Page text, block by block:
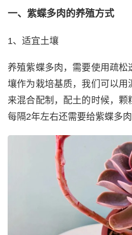
一、紫蝶多肉的养殖方式
1、适宜土壤
养殖紫蝶多肉，需要使用疏松
壤作为栽培基质，我们可以用
来混合配制，配土的时候，颗
每隔2年左右还需要给紫蝶多